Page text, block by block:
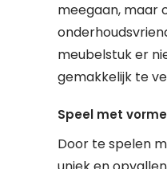
meegaan, maar
meubelstuk er
gemakkelijk te
Speel met
Door te spelen